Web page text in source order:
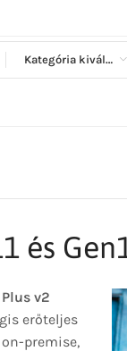
Kategória kiválasztása
és
v2
erőteljes
premise,